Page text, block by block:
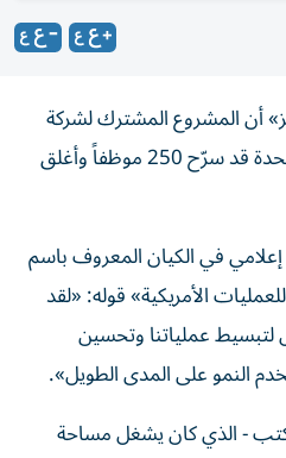
أن المشروع المشترك لشركة
«تيك توك» في الولايات المتحدة قد سرّح 250 موظفاً وأغلق
في الكيان المعروف باسم
الأمريكية» قوله: «لقد
لتبسيط عملياتنا وتحسين
النمو على المدى الطويل».
- الذي كان يشغل مساحة